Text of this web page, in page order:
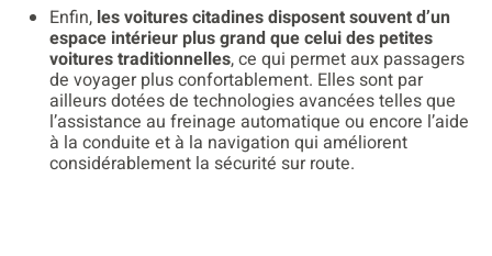
Enfin, les voitures citadines disposent souvent d’un
espace intérieur plus grand que celui des petites
voitures traditionnelles, ce qui permet aux passagers
de voyager plus confortablement. Elles sont par
ailleurs dotées de technologies avancées telles que
l’assistance au freinage automatique ou encore l’aide
à la conduite et à la navigation qui améliorent
considérablement la sécurité sur route.